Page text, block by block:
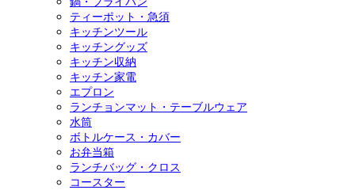
ティーポット・急須
キッチンツール
キッチングッズ
キッチン収納
キッチン家電
エプロン
ランチョンマット・テーブルウェア
水筒
ボトルケース・カバー
お弁当箱
ランチバッグ・クロス
コースター